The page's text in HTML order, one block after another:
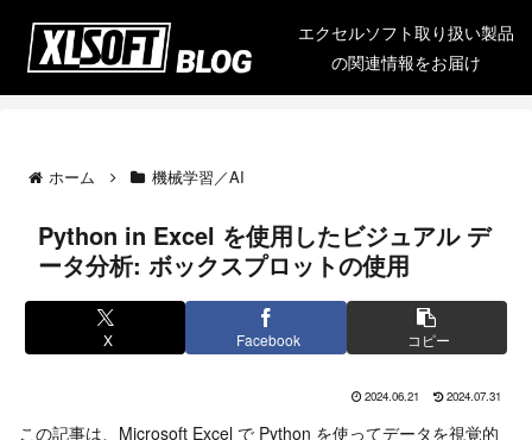
エクセルソフト取り扱い製品
の関連情報をお届け
ホーム 機械学習／AI
Python in Excel を使用したビジュアル デ
ータ分析: ボックスプロットの使用
X Facebook コピー
2024.06.21 2024.07.31
この記事は、Microsoft Excel で Python を使ってデータを視覚的